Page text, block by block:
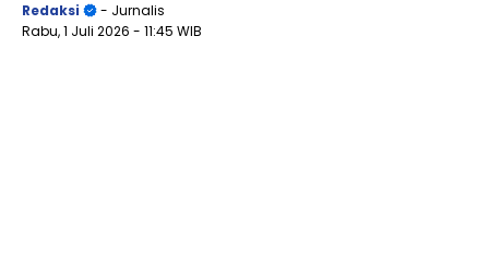
Redaksi
- Jurnalis
Rabu, 1 Juli 2026 - 11:45 WIB